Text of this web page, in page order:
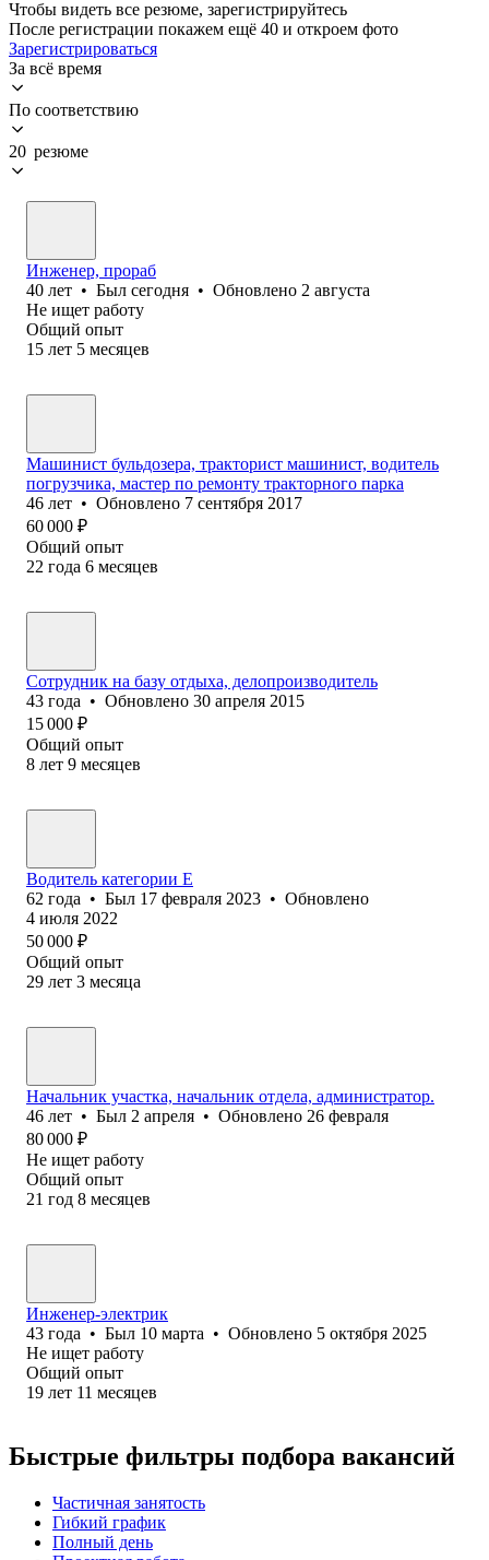
Чтобы видеть все резюме, зарегистрируйтесь
После регистрации покажем ещё 40 и откроем фото
Зарегистрироваться
За всё время
По соответствию
20 резюме
Инженер, прораб
40 лет • Был сегодня • Обновлено 2 августа
Не ищет работу
Общий опыт
15 лет 5 месяцев
Машинист бульдозера, тракторист машинист, водитель
погрузчика, мастер по ремонту тракторного парка
46 лет • Обновлено 7 сентября 2017
60 000 ₽
Общий опыт
22 года 6 месяцев
Сотрудник на базу отдыха, делопроизводитель
43 года • Обновлено 30 апреля 2015
15 000 ₽
Общий опыт
8 лет 9 месяцев
Водитель категории Е
62 года • Был 17 февраля 2023 • Обновлено
4 июля 2022
50 000 ₽
Общий опыт
29 лет 3 месяца
Начальник участка, начальник отдела, администратор.
46 лет • Был 2 апреля • Обновлено 26 февраля
80 000 ₽
Не ищет работу
Общий опыт
21 год 8 месяцев
Инженер-электрик
43 года • Был 10 марта • Обновлено 5 октября 2025
Не ищет работу
Общий опыт
19 лет 11 месяцев
Быстрые фильтры подбора вакансий
Частичная занятость
Гибкий график
Полный день